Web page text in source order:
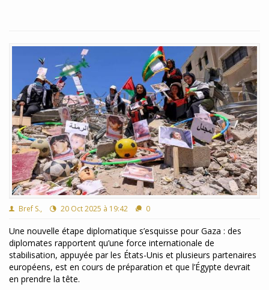
Bref S., 20 Oct 2025 à 19:42 0
Une nouvelle étape diplomatique s’esquisse pour Gaza : des
diplomates rapportent qu’une force internationale de
stabilisation, appuyée par les États-Unis et plusieurs partenaires
européens, est en cours de préparation et que l’Égypte devrait
en prendre la tête.